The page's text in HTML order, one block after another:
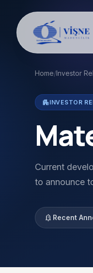
Home/Investor
apartment INVESTOR
Current
to announce
notification_important Recent